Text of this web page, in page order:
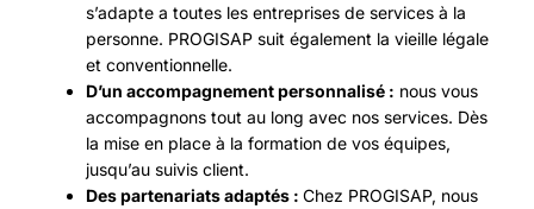
s’adapte a toutes les entreprises de services à la
personne. PROGISAP suit également la vieille légale
et conventionnelle.
D’un accompagnement personnalisé : nous vous
accompagnons tout au long avec nos services. Dès
la mise en place à la formation de vos équipes,
jusqu’au suivis client.
Des partenariats adaptés : Chez PROGISAP, nous